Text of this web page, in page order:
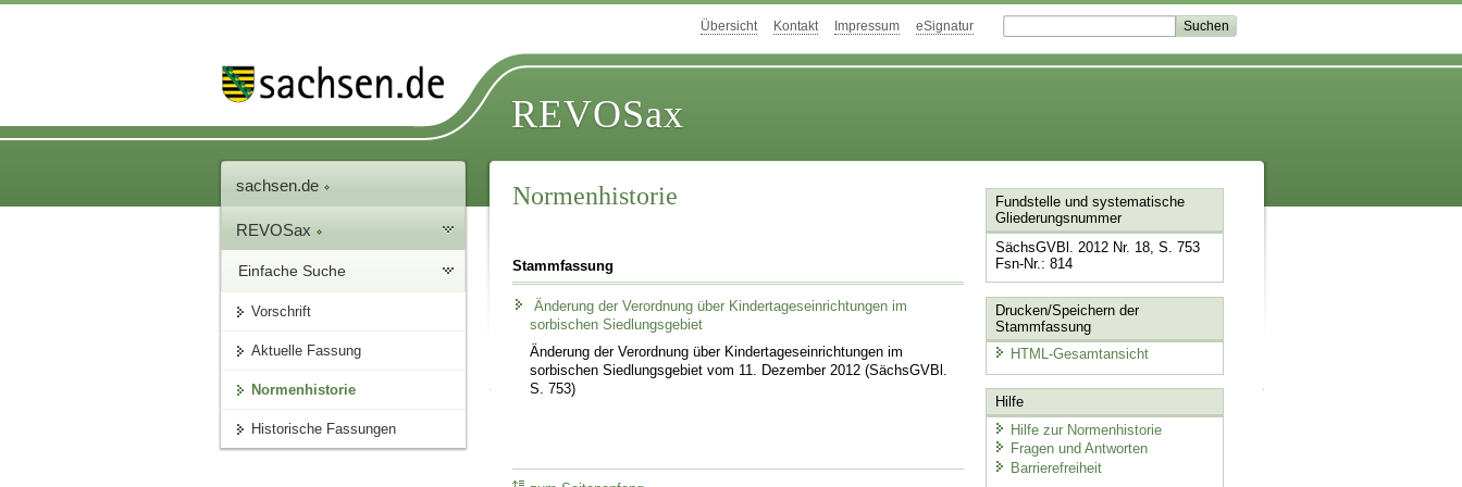
Übersicht Kontakt Impressum eSignatur
REVOSax
sachsen.de
REVOSax
Einfache Suche
Vorschrift
Aktuelle Fassung
Normenhistorie
Historische Fassungen
Normenhistorie
Stammfassung
Änderung der Verordnung über Kindertageseinrichtungen im
sorbischen Siedlungsgebiet
Änderung der Verordnung über Kindertageseinrichtungen im
sorbischen Siedlungsgebiet vom 11. Dezember 2012 (SächsGVBl.
S. 753)
Fundstelle und systematische
Gliederungsnummer
SächsGVBl. 2012 Nr. 18, S. 753
Fsn-Nr.: 814
Drucken/Speichern der
Stammfassung
HTML-Gesamtansicht
Hilfe
Hilfe zur Normenhistorie
Fragen und Antworten
Barrierefreiheit